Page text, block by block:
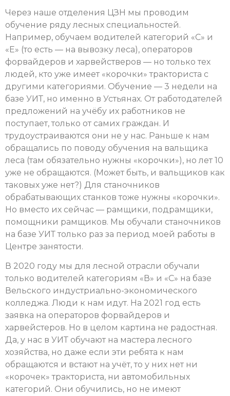
Через наше отделения ЦЗН мы проводим
обучение ряду лесных специальностей.
Например, обучаем водителей категорий «С» и
«Е» (то есть — на вывозку леса), операторов
форвайдеров и харвействеров — но только тех
людей, кто уже имеет «корочки» тракториста с
другими категориями. Обучение — 3 недели на
базе УИТ, но именно в Устьянах. От работодателей
предложений на учёбу их работников не
поступает, только от самих граждан. И
трудоустраиваются они не у нас. Раньше к нам
обращались по поводу обучения на вальщика
леса (там обязательно нужны «корочки»), но лет 10
уже не обращаются. (Может быть, и вальщиков как
таковых уже нет?) Для станочников
обрабатывающих станков тоже нужны «корочки».
Но вместо их сейчас — рамщики, подрамщики,
помощники рамщиков. Мы обучали станочников
на базе УИТ только раз за период моей работы в
Центре занятости.
В 2020 году мы для лесной отрасли обучали
только водителей категориям «В» и «С» на базе
Вельского индустриально-экономического
колледжа. Люди к нам идут. На 2021 год есть
заявка на операторов форвайдеров и
харвейстеров. Но в целом картина не радостная.
Да, у нас в УИТ обучают на мастера лесного
хозяйства, но даже если эти ребята к нам
обращаются и встают на учёт, то у них нет ни
«корочек» тракториста, ни автомобильных
категорий. Они обучились, но не имеют